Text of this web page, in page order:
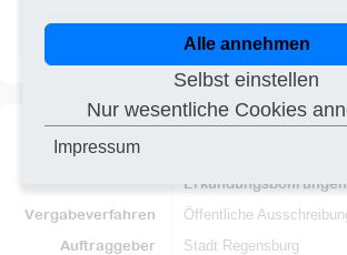
Erkundungsbohrungen
Vergabeverfahren
Öffentliche
Auftraggeber
Stadt Regensburg
Alle annehmen
Selbst einstellen
Nur wesentliche Cookies
Impressum